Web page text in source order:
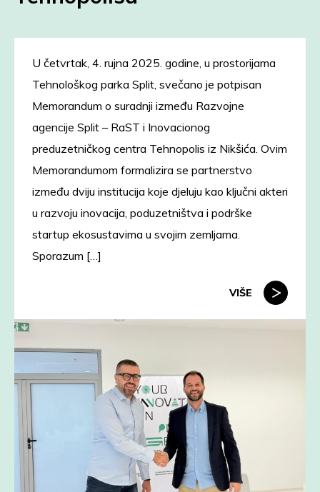
U četvrtak, 4. rujna 2025. godine, u prostorijama
Tehnološkog parka Split, svečano je potpisan
Memorandum o suradnji između Razvojne
agencije Split – RaST i Inovacionog
preduzetničkog centra Tehnopolis iz Nikšića. Ovim
Memorandumom formalizira se partnerstvo
između dviju institucija koje djeluju kao ključni akteri
u razvoju inovacija, poduzetništva i podrške
startup ekosustavima u svojim zemljama.
Sporazum […]
VIŠE